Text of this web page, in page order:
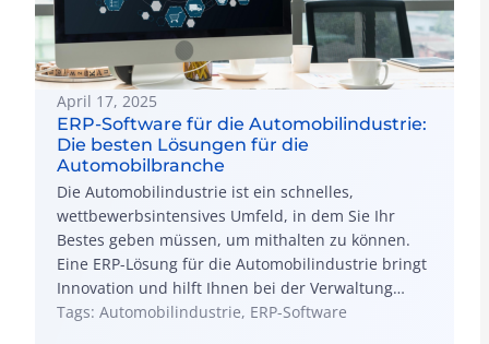
April 17, 2025
ERP-Software für die Automobilindustrie:
Die besten Lösungen für die
Automobilbranche
Die Automobilindustrie ist ein schnelles,
wettbewerbsintensives Umfeld, in dem Sie Ihr
Bestes geben müssen, um mithalten zu können.
Eine ERP-Lösung für die Automobilindustrie bringt
Innovation und hilft Ihnen bei der Verwaltung
Ihres Unternehmens. Was ist ERP-Software für die
Tags: Automobilindustrie, ERP-Software